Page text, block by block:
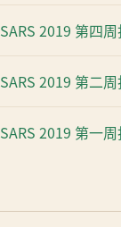
SARS 2019 第四
SARS 2019 第二
SARS 2019 第一